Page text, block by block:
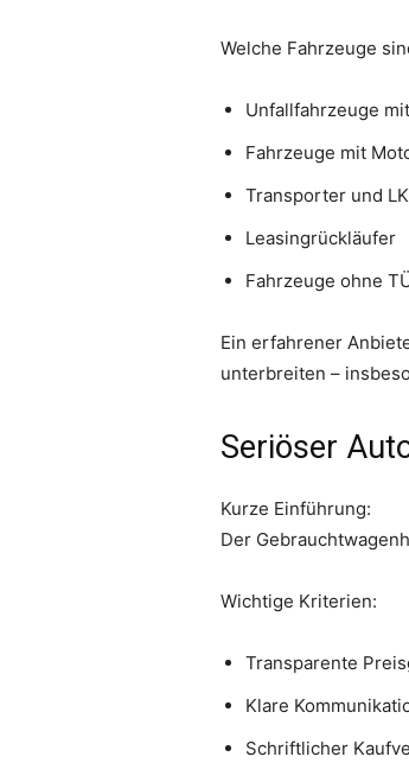
Welche Fahrzeuge
Unfallfahrzeuge
Fahrzeuge mit
Transporter und
Leasingrückläufer
Fahrzeuge ohne
Ein erfahrener
unterbreiten –
Seriöser
Kurze Einführung:
Der
Wichtige Kriterien:
Transparente
Klare
Schriftlicher